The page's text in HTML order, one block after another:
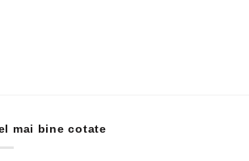
mai bine cotate